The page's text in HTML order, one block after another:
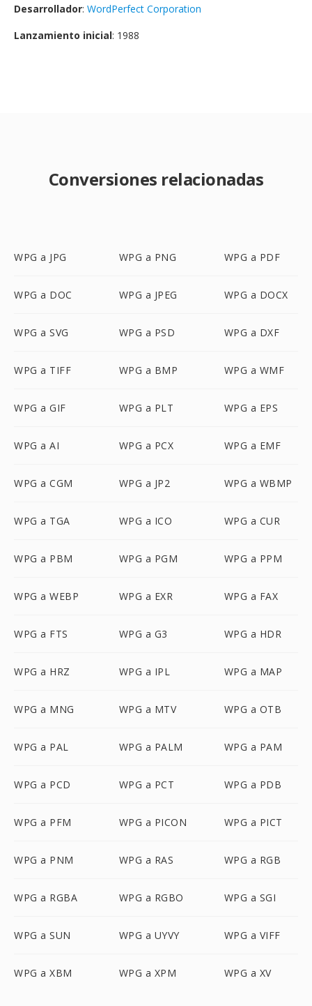
Desarrollador: WordPerfect Corporation
Lanzamiento inicial: 1988
Conversiones relacionadas
WPG a JPG WPG a PNG WPG a PDF
WPG a DOC WPG a JPEG WPG a DOCX
WPG a SVG WPG a PSD WPG a DXF
WPG a TIFF WPG a BMP WPG a WMF
WPG a GIF WPG a PLT WPG a EPS
WPG a AI WPG a PCX WPG a EMF
WPG a CGM WPG a JP2 WPG a WBMP
WPG a TGA WPG a ICO WPG a CUR
WPG a PBM WPG a PGM WPG a PPM
WPG a WEBP WPG a EXR WPG a FAX
WPG a FTS WPG a G3 WPG a HDR
WPG a HRZ WPG a IPL WPG a MAP
WPG a MNG WPG a MTV WPG a OTB
WPG a PAL WPG a PALM WPG a PAM
WPG a PCD WPG a PCT WPG a PDB
WPG a PFM WPG a PICON WPG a PICT
WPG a PNM WPG a RAS WPG a RGB
WPG a RGBA WPG a RGBO WPG a SGI
WPG a SUN WPG a UYVY WPG a VIFF
WPG a XBM WPG a XPM WPG a XV